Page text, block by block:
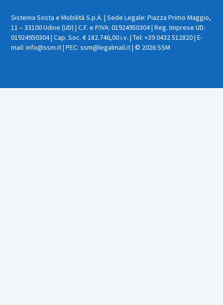
Sistema Sosta e Mobilità S.p.A. | Sede Legale: Piazza Primo Maggio,
11 – 33100 Udine (UD) | C.F. e P.IVA: 01924950304 | Reg. Imprese UD:
01924950304 | Cap. Soc. € 182.746,00 i.v. | Tel: +39 0432 512820 | E-
mail: info@ssm.it | PEC: ssm@legalmail.it | © 2026 SSM